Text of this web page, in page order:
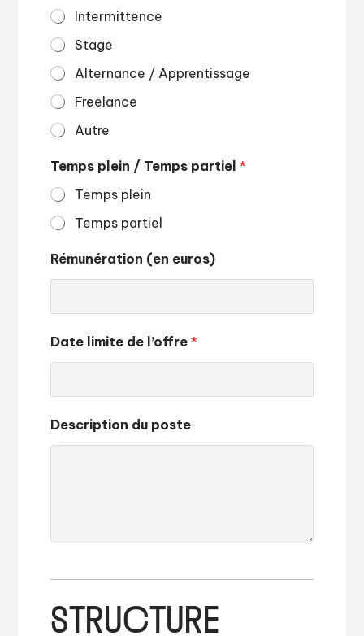
Intermittence
Stage
Alternance / Apprentissage
Freelance
Autre
Temps plein / Temps partiel*
Temps plein
Temps partiel
Rémunération (en euros)
Date limite de l’offre*
Description du poste
STRUCTURE